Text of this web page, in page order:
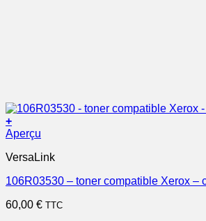
+
Aperçu
VersaLink
106R03530 – toner compatible Xerox –
60,00 € TTC